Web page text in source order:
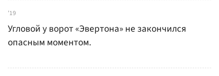
'19
Угловой у ворот «Эвертона» не закончился
опасным моментом.